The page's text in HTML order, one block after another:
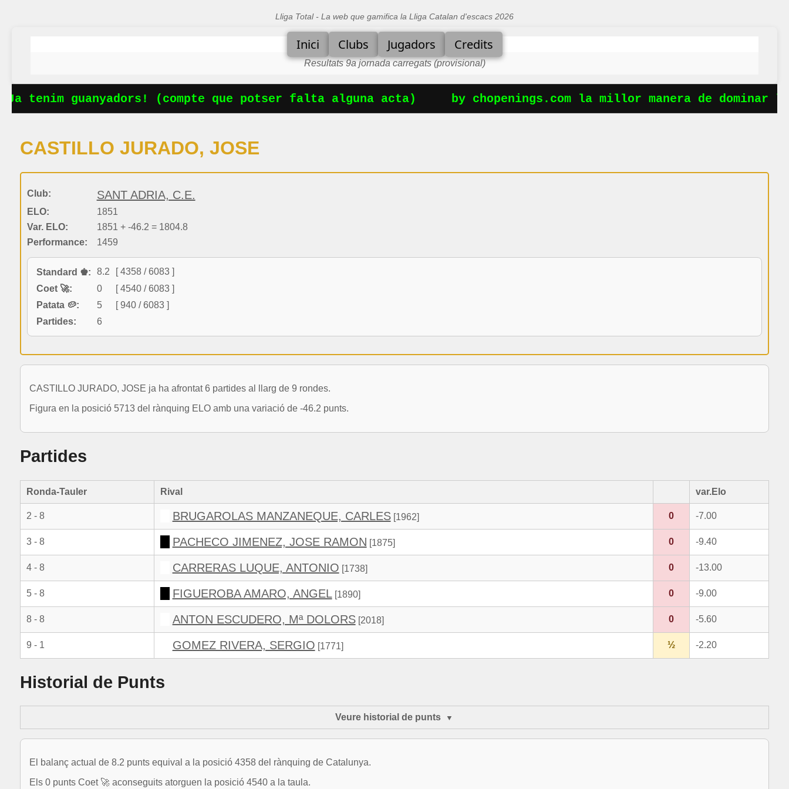
Lliga Total - La web que gamifica la Lliga Catalan d'escacs 2026
Inici Clubs Jugadors Credits
Resultats 9a jornada carregats (provisional)
tenim guanyadors! (compte que potser falta alguna acta) by chopenings.com la millor manera de dominar
CASTILLO JURADO, JOSE
Club: SANT ADRIA, C.E.
ELO:
1851
Var. ELO:
1851 + -46.2 = 1804.8
Performance:
1459
Standard ♚: 8.2
[ 4358 / 6083 ]
Coet 🚀:
0
[ 4540 / 6083 ]
Patata 🥔:
5
[ 940 / 6083 ]
Partides:
6
CASTILLO JURADO, JOSE ja ha afrontat 6 partides al llarg de 9 rondes.
Figura en la posició 5713 del rànquing ELO amb una variació de -46.2 punts.
Partides
Ronda-Tauler Rival var.Elo
2 - 8 BRUGAROLAS MANZANEQUE, CARLES[1962] 0 -7.00
3 - 8 PACHECO JIMENEZ, JOSE RAMON [1875] 0 -9.40
4 - 8 CARRERAS LUQUE, ANTONIO [1738] 0 -13.00
5 - 8 FIGUEROBA AMARO, ANGEL[1890] 0 -9.00
8 - 8 ANTON ESCUDERO, Mª DOLORS[2018] 0 -5.60
9 - 1 GOMEZ RIVERA, SERGIO [1771] ½ -2.20
Historial de Punts
Veure historial de punts
El balanç actual de 8.2 punts equival a la posició 4358 del rànquing de Catalunya.
Els 0 punts Coet 🚀 aconseguits atorguen la posició 4540 a la taula.